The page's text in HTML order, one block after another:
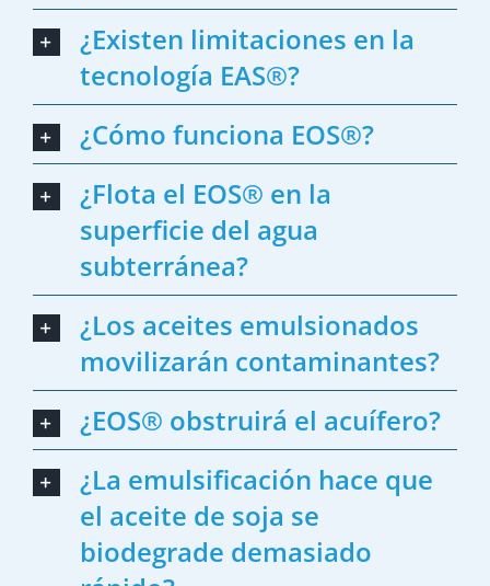
¿Existen limitaciones en la
tecnología EAS®?
¿Cómo funciona EOS®?
¿Flota el EOS® en la
superficie del agua
subterránea?
¿Los aceites emulsionados
movilizarán contaminantes?
¿EOS® obstruirá el acuífero?
¿La emulsificación hace que
el aceite de soja se
biodegrade demasiado